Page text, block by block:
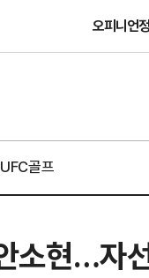
오피니언
UFC골프
소현…자